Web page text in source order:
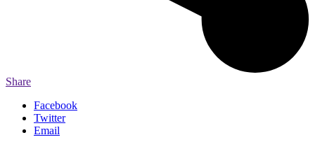
Share
Facebook
Twitter
Email